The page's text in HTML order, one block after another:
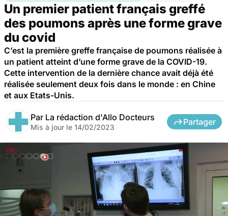
Un premier patient français greffé
des poumons après une forme grave
du covid
C’est la première greffe française de poumons réalisée à
un patient atteint d’une forme grave de la COVID-19.
Cette intervention de la dernière chance avait déjà été
réalisée seulement deux fois dans le monde : en Chine
et aux Etats-Unis.
Par La rédaction d'Allo Docteurs
Mis à jour le 14/02/2023
Partager